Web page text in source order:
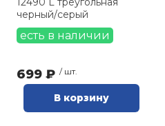
черный/серый
есть в наличии
699 ₽ / шт.
В корзину